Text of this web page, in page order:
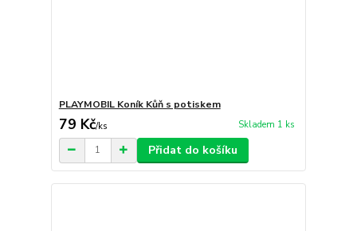
PLAYMOBIL Koník Kůň s potiskem
79 Kč/ks Skladem 1 ks
Přidat do košíku